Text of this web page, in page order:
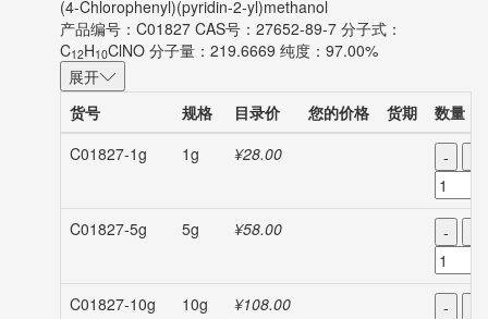
(4-Chlorophenyl)(pyridin-2-yl)methanol
产品编号：C01827 CAS号：27652-89-7 分子式：
C12H10ClNO 分子量：219.6669 纯度：97.00%
展开
货号
规格 目录价 您的价格 货期
数量
C01827-1g
1g ¥28.00 -
C01827-5g 5g ¥58.00 -
C01827-10g 10g ¥108.00 -